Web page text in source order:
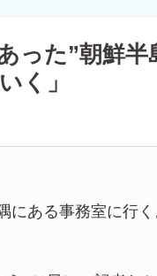
った”朝鮮半
く」
にある事務室に行